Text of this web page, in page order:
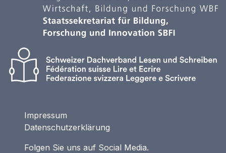
Impressum
Datenschutzerklärung
Folgen Sie uns auf Social Media.